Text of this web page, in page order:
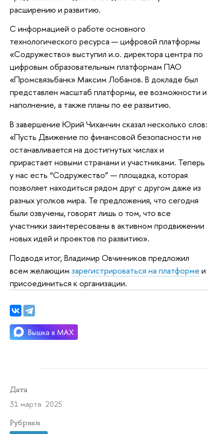
расширению и развитию.
С информацией о работе основного
технологического ресурса — цифровой платформы
«Содружество» выступил и.о. директора центра по
цифровым образовательным платформам ПАО
«Промсвязьбанк» Максим Лобанов. В докладе был
представлен масштаб платформы, ее возможности и
наполнение, а также планы по ее развитию.
В завершение Юрий Чиханчин сказал несколько слов:
«Пусть Движение по финансовой безопасности не
останавливается на достигнутых числах и
прирастает новыми странами и участниками. Теперь
у нас есть “Содружество” — площадка, которая
позволяет находиться рядом друг с другом даже из
разных уголков мира. Те предложения, что сегодня
были озвучены, говорят лишь о том, что все
участники заинтересованы в активном продвижении
новых идей и проектов по развитию».
Подводя итог, Владимир Овчинников предложил
всем желающим зарегистрироваться на платформе и
присоединиться к организации.
Дата
31 марта 2025
Рубрики